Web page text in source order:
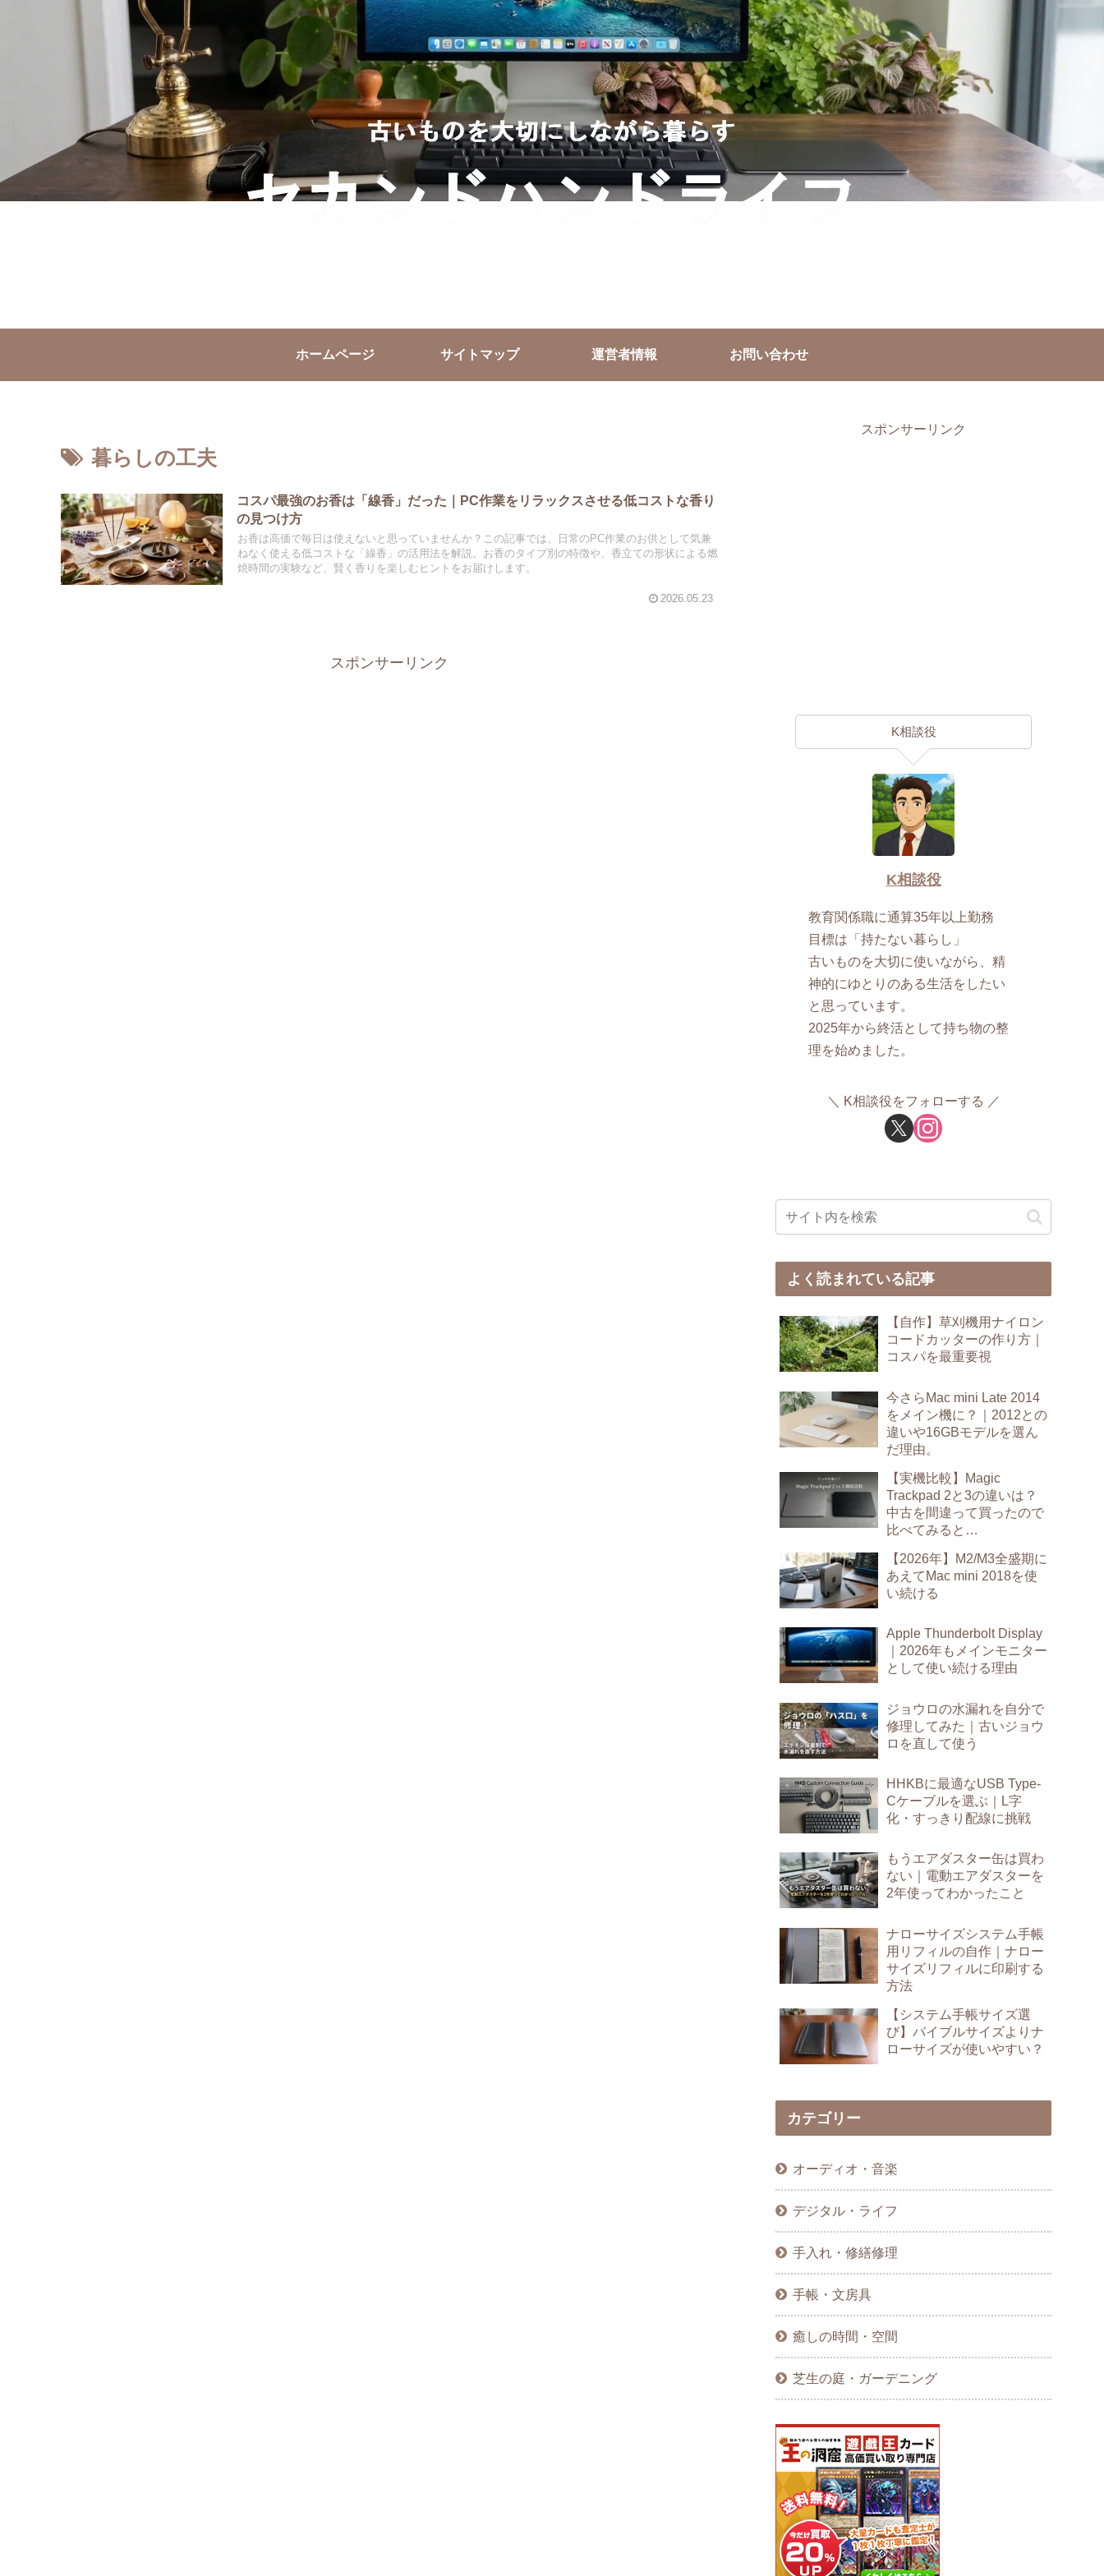
ホームページ サイトマップ 運営者情報 お問い合わせ
暮らしの工夫
コスパ最強のお香は「線香」だった｜PC作業をリラックスさせる低コストな香り
の見つけ方
お香は高価で毎日は使えないと思っていませんか？この記事では、日常のPC作業のお供として気兼
ねなく使える低コストな「線香」の活用法を解説。お香のタイプ別の特徴や、香立ての形状による燃
焼時間の実験など、賢く香りを楽しむヒントをお届けします。
2026.05.23
スポンサーリンク
スポンサーリンク
K相談役
K相談役
教育関係職に通算35年以上勤務
目標は「持たない暮らし」
古いものを大切に使いながら、精
神的にゆとりのある生活をしたい
と思っています。
2025年から終活として持ち物の整
理を始めました。
K相談役をフォローする
よく読まれている記事
【自作】草刈機用ナイロン
コードカッターの作り方｜
コスパを最重要視
今さらMac mini Late 2014
をメイン機に？｜2012との
違いや16GBモデルを選ん
だ理由。
【実機比較】Magic
Trackpad 2と3の違いは？
中古を間違って買ったので
比べてみると…
【2026年】M2/M3全盛期に
あえてMac mini 2018を使
い続ける
Apple Thunderbolt Display
｜2026年もメインモニター
として使い続ける理由
ジョウロの水漏れを自分で
修理してみた｜古いジョウ
ロを直して使う
HHKBに最適なUSB Type-
Cケーブルを選ぶ｜L字
化・すっきり配線に挑戦
もうエアダスター缶は買わ
ない｜電動エアダスターを
2年使ってわかったこと
ナローサイズシステム手帳
用リフィルの自作｜ナロー
サイズリフィルに印刷する
方法
【システム手帳サイズ選
び】バイブルサイズよりナ
ローサイズが使いやすい？
カテゴリー
オーディオ・音楽
デジタル・ライフ
手入れ・修繕修理
手帳・文房具
癒しの時間・空間
芝生の庭・ガーデニング